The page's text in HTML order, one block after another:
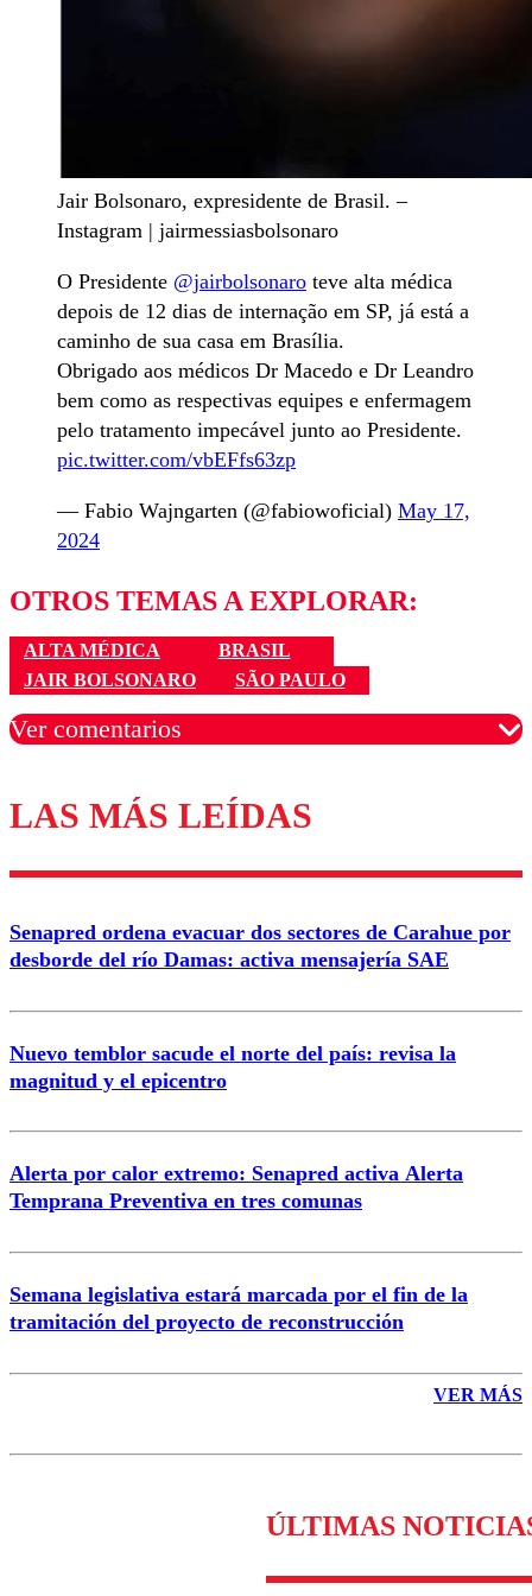
Jair Bolsonaro, expresidente de Brasil. –
Instagram | jairmessiasbolsonaro
O Presidente ⁦ @jairbolsonaro ⁩ teve alta médica
depois de 12 dias de internação em SP, já está a
caminho de sua casa em Brasília.
Obrigado aos médicos Dr Macedo e Dr Leandro
bem como as respectivas equipes e enfermagem
pelo tratamento impecável junto ao Presidente.
pic.twitter.com/vbEFfs63zp
— Fabio Wajngarten (@fabiowoficial) May 17,
2024
OTROS TEMAS A EXPLORAR:
ALTA MÉDICA
BRASIL
JAIR BOLSONARO
SÃO PAULO
Ver comentarios
Los comentarios son moderados para garantizar un
diálogo respetuoso.
Correo
LAS MÁS LEÍDAS
Senapred ordena evacuar dos sectores de Carahue por
desborde del río Damas: activa mensajería SAE
Nuevo temblor sacude el norte del país: revisa la
magnitud y el epicentro
Alerta por calor extremo: Senapred activa Alerta
Temprana Preventiva en tres comunas
Semana legislativa estará marcada por el fin de la
tramitación del proyecto de reconstrucción
VER MÁS
ÚLTIMAS